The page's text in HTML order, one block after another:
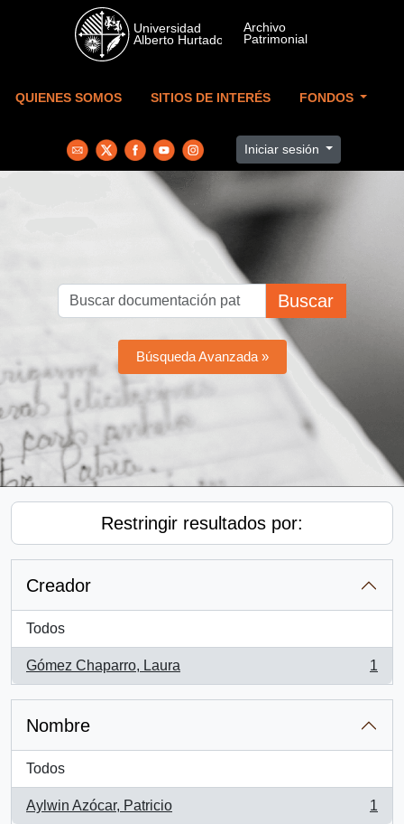
Skip to main content
QUIENES SOMOS SITIOS DE INTERÉS FONDOS
Iniciar sesión
Buscar
Búsqueda Avanzada »
Restringir resultados por:
Creador
Todos
Gómez Chaparro, Laura
, 1 resultados
1
Nombre
Todos
Aylwin Azócar, Patricio
, 1 resultados
1